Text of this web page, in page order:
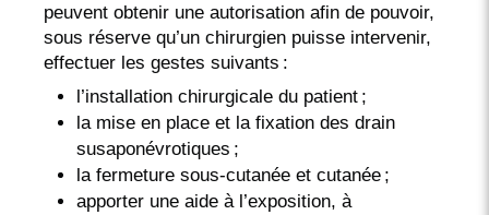
peuvent obtenir une autorisation afin de pouvoir,
sous réserve qu’un chirurgien puisse intervenir,
effectuer les gestes suivants :
l’installation chirurgicale du patient ;
la mise en place et la fixation des drain
susaponévrotiques ;
la fermeture sous-cutanée et cutanée ;
apporter une aide à l’exposition, à